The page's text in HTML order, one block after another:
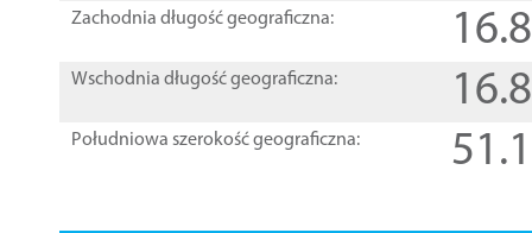
Zachodnia długość geograficzna:
Wschodnia długość geograficzna:
Południowa szerokość geograficzna: